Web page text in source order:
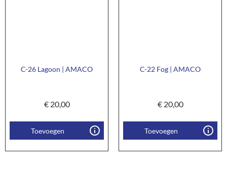
C-26 Lagoon | AMACO
€20,00
Toevoegen
C-22 Fog | AMACO
€20,00
Toevoegen